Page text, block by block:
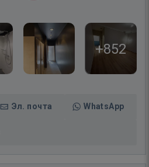
+852
Эл. почта WhatsApp